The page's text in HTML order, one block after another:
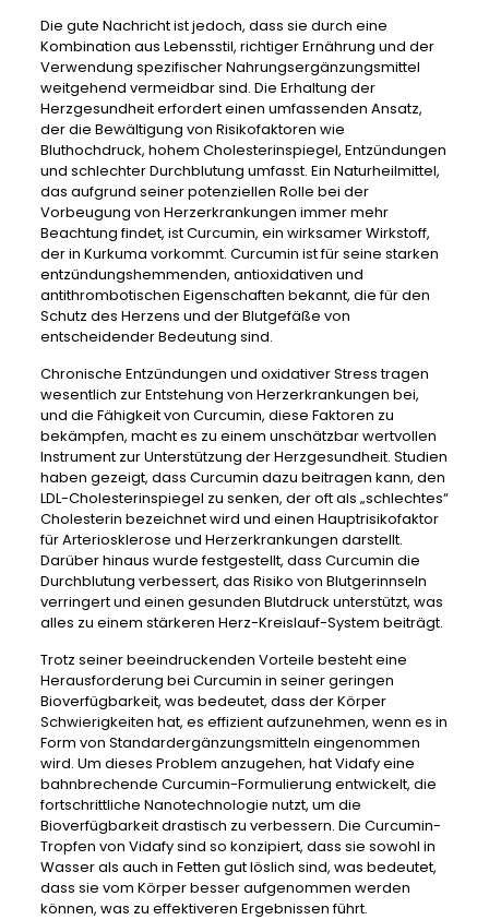
Die gute Nachricht ist jedoch, dass sie durch eine
Kombination aus Lebensstil, richtiger Ernährung und der
Verwendung spezifischer Nahrungsergänzungsmittel
weitgehend vermeidbar sind. Die Erhaltung der
Herzgesundheit erfordert einen umfassenden Ansatz,
der die Bewältigung von Risikofaktoren wie
Bluthochdruck, hohem Cholesterinspiegel, Entzündungen
und schlechter Durchblutung umfasst. Ein Naturheilmittel,
das aufgrund seiner potenziellen Rolle bei der
Vorbeugung von Herzerkrankungen immer mehr
Beachtung findet, ist Curcumin, ein wirksamer Wirkstoff,
der in Kurkuma vorkommt. Curcumin ist für seine starken
entzündungshemmenden, antioxidativen und
antithrombotischen Eigenschaften bekannt, die für den
Schutz des Herzens und der Blutgefäße von
entscheidender Bedeutung sind.
Chronische Entzündungen und oxidativer Stress tragen
wesentlich zur Entstehung von Herzerkrankungen bei,
und die Fähigkeit von Curcumin, diese Faktoren zu
bekämpfen, macht es zu einem unschätzbar wertvollen
Instrument zur Unterstützung der Herzgesundheit. Studien
haben gezeigt, dass Curcumin dazu beitragen kann, den
LDL-Cholesterinspiegel zu senken, der oft als „schlechtes“
Cholesterin bezeichnet wird und einen Hauptrisikofaktor
für Arteriosklerose und Herzerkrankungen darstellt.
Darüber hinaus wurde festgestellt, dass Curcumin die
Durchblutung verbessert, das Risiko von Blutgerinnseln
verringert und einen gesunden Blutdruck unterstützt, was
alles zu einem stärkeren Herz-Kreislauf-System beiträgt.
Trotz seiner beeindruckenden Vorteile besteht eine
Herausforderung bei Curcumin in seiner geringen
Bioverfügbarkeit, was bedeutet, dass der Körper
Schwierigkeiten hat, es effizient aufzunehmen, wenn es in
Form von Standardergänzungsmitteln eingenommen
wird. Um dieses Problem anzugehen, hat Vidafy eine
bahnbrechende Curcumin-Formulierung entwickelt, die
fortschrittliche Nanotechnologie nutzt, um die
Bioverfügbarkeit drastisch zu verbessern. Die Curcumin-
Tropfen von Vidafy sind so konzipiert, dass sie sowohl in
Wasser als auch in Fetten gut löslich sind, was bedeutet,
dass sie vom Körper besser aufgenommen werden
können, was zu effektiveren Ergebnissen führt.